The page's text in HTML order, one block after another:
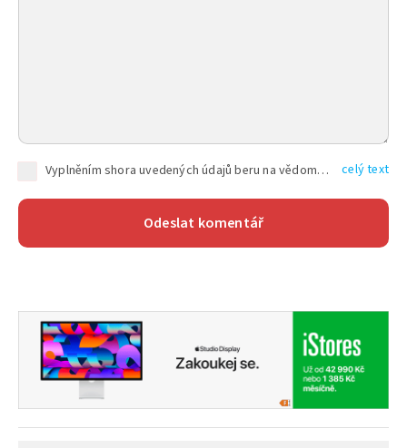
Vyplněním shora uvedených údajů beru na vědomí, že společnost TEXT FACTORY s.r.o., sídlem Brno, Durďákova 336/29, Černá Pole, PSČ: 613 00, IČ: 06157831, zapsané u Krajského soudu v Brně, oddíl C, vložka 100399, bude zpracovávat mé osobní údaje uvedené v rámci mnou vyplněného registračního formuláře na základě oprávněných zájmů TEXT FACTORY s.r.o. dle čl. 6 odst. 1 písm. f) GDPR a pro splnění právních povinností (čl. 6 odst. 1 písm. c) GDPR), a to pro tyto účely: nezbytnost zajistit oprávnění návštěvníka webových stránek provozovaných společností TEXT FACTORY s.r.o. přispívat aktivně ke zveřejněným článkům nebo v rámci diskusních fór a výkon práv TEXT FACTORY s.r.o. jako administrátora těchto diskusních fór. Více informací o zpracování osobních údajů a právech lze nalézt v celý text